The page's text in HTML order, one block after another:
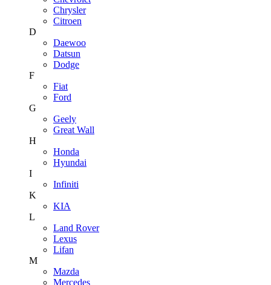
Chrysler
Citroen
D
Daewoo
Datsun
Dodge
F
Fiat
Ford
G
Geely
Great Wall
H
Honda
Hyundai
I
Infiniti
K
KIA
L
Land Rover
Lexus
Lifan
M
Mazda
Mercedes